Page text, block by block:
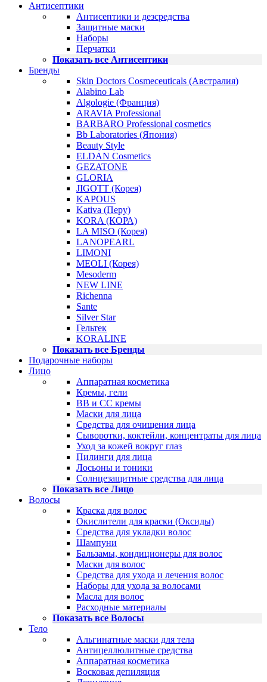
Антисептики
Антисептики и дезсредства
Защитные маски
Наборы
Перчатки
Показать все Антисептики
Бренды
Skin Doctors Cosmeceuticals (Австралия)
Alabino Lab
Algologie (Франция)
ARAVIA Professional
BARBARO Professional cosmetics
Bb Laboratories (Япония)
Beauty Style
ELDAN Cosmetics
GEZATONE
GLORIA
JIGOTT (Корея)
KAPOUS
Kativa (Перу)
KORA (КОРА)
LA MISO (Корея)
LANOPEARL
LIMONI
MEOLI (Корея)
Mesoderm
NEW LINE
Richenna
Sante
Silver Star
Гельтек
KORALINE
Показать все Бренды
Подарочные наборы
Лицо
Аппаратная косметика
Кремы, гели
BB и CC кремы
Маски для лица
Средства для очищения лица
Сыворотки, коктейли, концентраты для лица
Уход за кожей вокруг глаз
Пилинги для лица
Лосьоны и тоники
Солнцезащитные средства для лица
Показать все Лицо
Волосы
Краска для волос
Окислители для краски (Оксиды)
Средства для укладки волос
Шампуни
Бальзамы, кондиционеры для волос
Маски для волос
Средства для ухода и лечения волос
Наборы для ухода за волосами
Масла для волос
Расходные материалы
Показать все Волосы
Тело
Альгинатные маски для тела
Антицеллюлитные средства
Аппаратная косметика
Восковая депиляция